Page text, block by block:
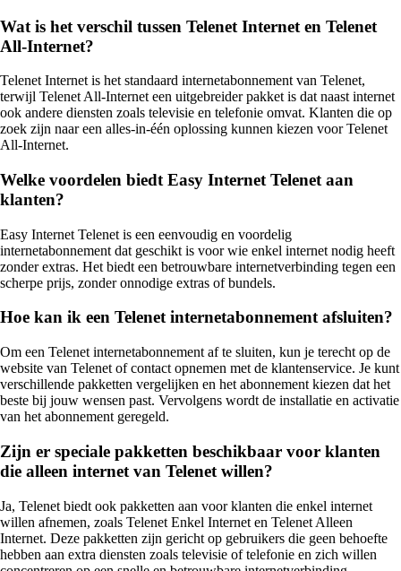
Wat is het verschil tussen Telenet Internet en Telenet
All-Internet?
Telenet Internet is het standaard internetabonnement van Telenet,
terwijl Telenet All-Internet een uitgebreider pakket is dat naast internet
ook andere diensten zoals televisie en telefonie omvat. Klanten die op
zoek zijn naar een alles-in-één oplossing kunnen kiezen voor Telenet
All-Internet.
Welke voordelen biedt Easy Internet Telenet aan
klanten?
Easy Internet Telenet is een eenvoudig en voordelig
internetabonnement dat geschikt is voor wie enkel internet nodig heeft
zonder extras. Het biedt een betrouwbare internetverbinding tegen een
scherpe prijs, zonder onnodige extras of bundels.
Hoe kan ik een Telenet internetabonnement afsluiten?
Om een Telenet internetabonnement af te sluiten, kun je terecht op de
website van Telenet of contact opnemen met de klantenservice. Je kunt
verschillende pakketten vergelijken en het abonnement kiezen dat het
beste bij jouw wensen past. Vervolgens wordt de installatie en activatie
van het abonnement geregeld.
Zijn er speciale pakketten beschikbaar voor klanten
die alleen internet van Telenet willen?
Ja, Telenet biedt ook pakketten aan voor klanten die enkel internet
willen afnemen, zoals Telenet Enkel Internet en Telenet Alleen
Internet. Deze pakketten zijn gericht op gebruikers die geen behoefte
hebben aan extra diensten zoals televisie of telefonie en zich willen